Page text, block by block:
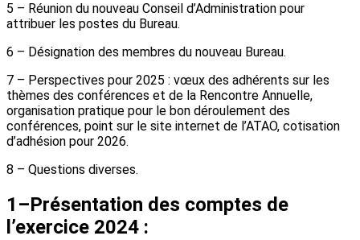
5 – Réunion du nouveau Conseil d’Administration pour
attribuer les postes du Bureau.
6 – Désignation des membres du nouveau Bureau.
7 – Perspectives pour 2025 : vœux des adhérents sur les
thèmes des conférences et de la Rencontre Annuelle,
organisation pratique pour le bon déroulement des
conférences, point sur le site internet de l’ATAO, cotisation
d’adhésion pour 2026.
8 – Questions diverses.
1–Présentation des comptes de
l’exercice 2024 :